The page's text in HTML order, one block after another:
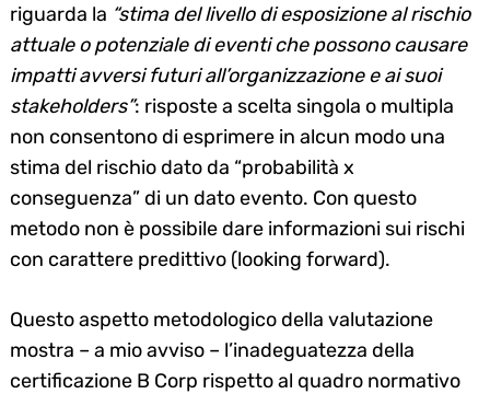
riguarda la “stima del livello di esposizione al rischio
attuale o potenziale di eventi che possono causare
impatti avversi futuri all’organizzazione e ai suoi
stakeholders”: risposte a scelta singola o multipla
non consentono di esprimere in alcun modo una
stima del rischio dato da “probabilità x
conseguenza” di un dato evento. Con questo
metodo non è possibile dare informazioni sui rischi
con carattere predittivo (looking forward).
Questo aspetto metodologico della valutazione
mostra – a mio avviso – l’inadeguatezza della
certificazione B Corp rispetto al quadro normativo